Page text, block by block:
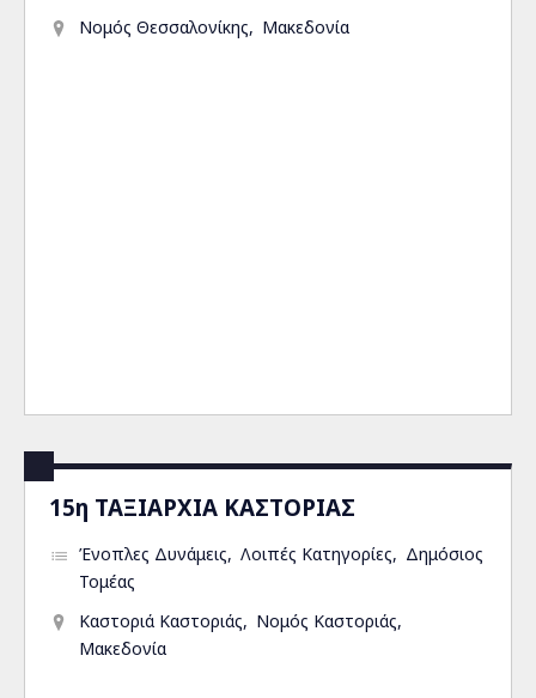
Νομός Θεσσαλονίκης
Μακεδονία
15η ΤΑΞΙΑΡΧΙΑ ΚΑΣΤΟΡΙΑΣ
Ένοπλες Δυνάμεις Λοιπές Κατηγορίες
Δημόσιος
Τομέας
Καστοριά Καστοριάς
Νομός Καστοριάς
Μακεδονία